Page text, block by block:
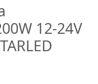
12-24V